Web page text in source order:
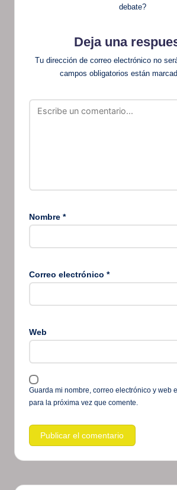
debate?
Deja una
Tu dirección de correo electrónico no
campos obligatorios están
Nombre *
Correo electrónico *
Web
Guarda mi nombre, correo electrónico y web
para la próxima vez que comente.